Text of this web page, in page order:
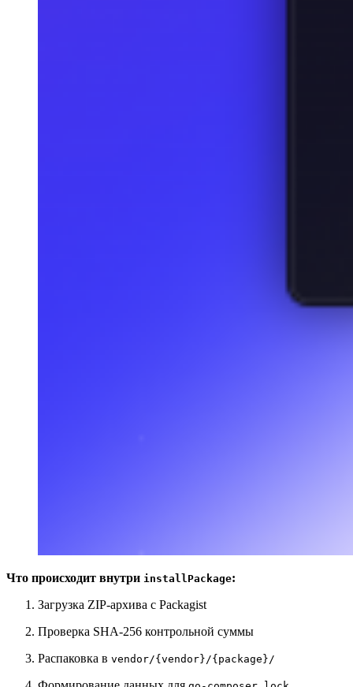
Что происходит внутри installPackage:
Загрузка ZIP‑архива с Packagist
Проверка SHA-256 контрольной суммы
Распаковка в vendor/{vendor}/{package}/